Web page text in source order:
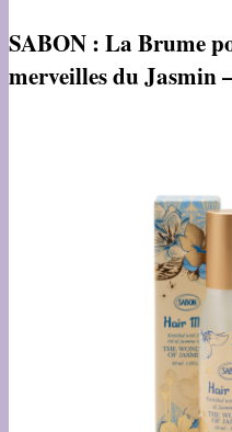
SABON : La Brume
merveilles du Jasmin